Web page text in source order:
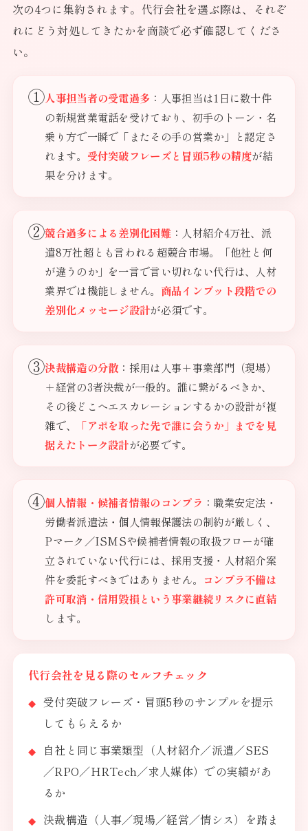
次の4つに集約されます。代行会社を選ぶ際は、それぞ
れにどう対処してきたかを商談で必ず確認してくださ
い。
①人事担当者の受電過多 ：人事担当は1日に数十件
の新規営業電話を受けており、初手のトーン・名
乗り方で一瞬で「またその手の営業か」と認定さ
れます。 受付突破フレーズと冒頭5秒の精度が結
果を分けます。
②競合過多による差別化困難 ：人材紹介4万社、派
遣8万社超とも言われる超競合市場。「他社と何
が違うのか」を一言で言い切れない代行は、人材
業界では機能しません。 商品インプット段階での
差別化メッセージ設計が必須です。
③決裁構造の分散 ：採用は人事＋事業部門（現場）
＋経営の3者決裁が一般的。誰に繋がるべきか、
その後どこへエスカレーションするかの設計が複
雑で、
「アポを取った先で誰に会うか」までを見
据えたトーク設計が必要です。
④個人情報・候補者情報のコンプラ ：職業安定法・
労働者派遣法・個人情報保護法の制約が厳しく、
Pマーク／ISMSや候補者情報の取扱フローが確
立されていない代行には、採用支援・人材紹介案
件を委託すべきではありません。 コンプラ不備は
許可取消・信用毀損という事業継続リスクに直結
します。
代行会社を見る際のセルフチェック
受付突破フレーズ・冒頭5秒のサンプルを提示
してもらえるか
自社と同じ事業類型（人材紹介／派遣／SES
／RPO／HRTech／求人媒体）での実績があ
るか
決裁構造（人事／現場／経営／情シス）を踏ま